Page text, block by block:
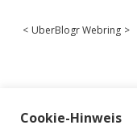
< UberBlogr Webring >
Cookie-Hinweis